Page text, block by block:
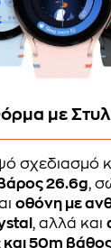
με Στυλ
σχεδιασμό
26.6g,
οθόνη με
, αλλά και
50m